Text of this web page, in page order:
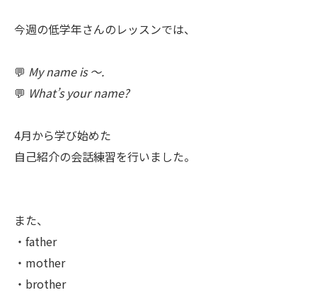
今週の低学年さんのレッスンでは、
💬 My name is 〜.
💬 What’s your name?
4月から学び始めた
自己紹介の会話練習を行いました。
また、
・father
・mother
・brother